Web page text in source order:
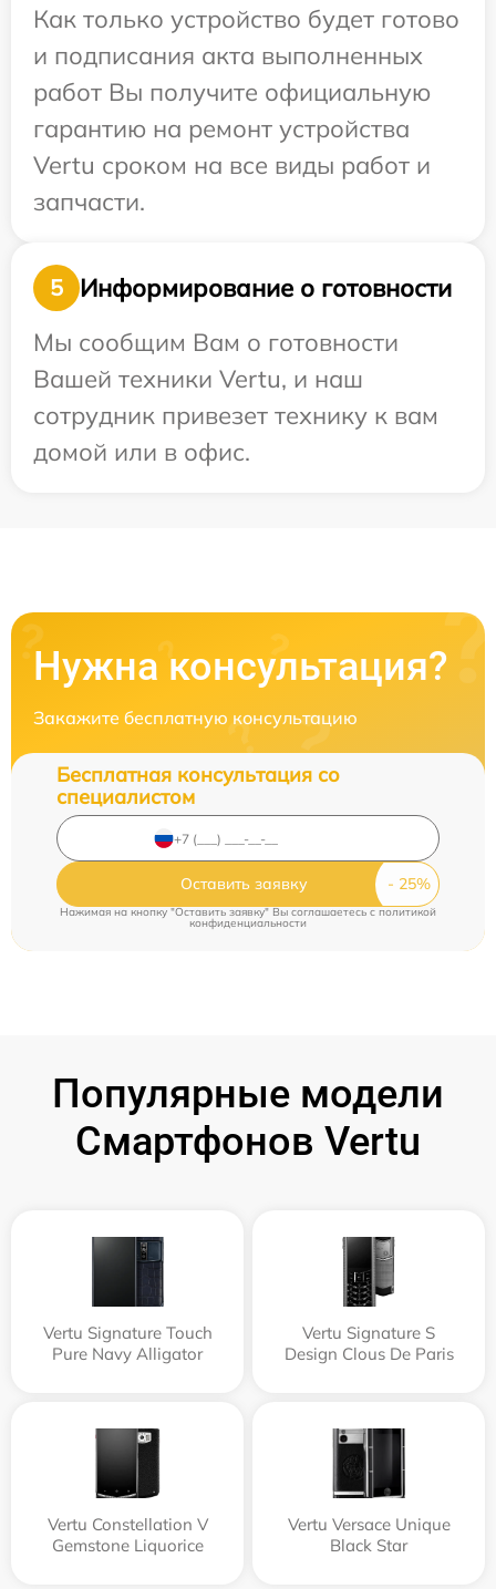
Как только устройство будет готово
и подписания акта выполненных
работ Вы получите официальную
гарантию на ремонт устройства
Vertu сроком на все виды работ и
запчасти.
5
Информирование о готовности
Мы сообщим Вам о готовности
Вашей техники Vertu, и наш
сотрудник привезет технику к вам
домой или в офис.
Нужна консультация?
Закажите бесплатную консультацию
Бесплатная консультация со
специалистом
Оставить заявку
Нажимая на кнопку "Оставить заявку" Вы соглашаетесь cполитикой
конфиденциальности
Популярные модели
Смартфонов Vertu
Vertu Signature Touch
Pure Navy Alligator
Vertu Signature S
Design Clous De Paris
Vertu Constellation V
Gemstone Liquorice
Vertu Versace Unique
Black Star